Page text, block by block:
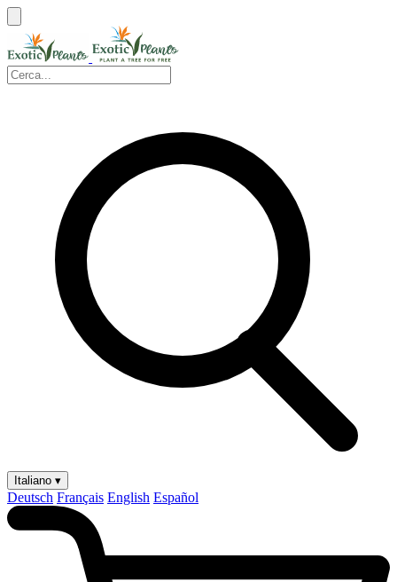
Italiano ▾
Deutsch Français English Español